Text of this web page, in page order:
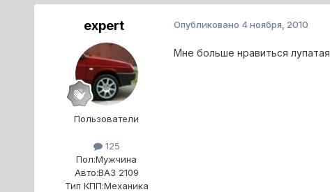
expert
Пользователи
125
Пол:Мужчина
Авто:ВАЗ 2109
Тип КПП:Механика
Опубликовано 4 ноября, 2010
Мне больше нравиться лупатая